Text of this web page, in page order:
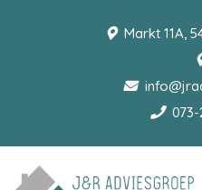
Markt 11A,